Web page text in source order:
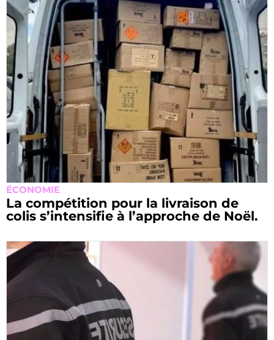
ÉCONOMIE
La compétition pour la livraison de
colis s’intensifie à l’approche de Noël.